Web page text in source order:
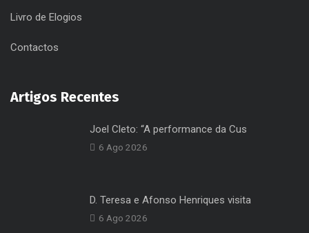
Livro de Elogios
Contactos
Artigos Recentes
Joel Cleto: “A performance da Cus
6 Ago 2026
D. Teresa e Afonso Henriques visita
6 Ago 2026